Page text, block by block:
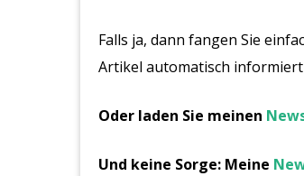
Falls ja, dann fangen Sie
Artikel automatisch
Oder laden Sie meinen
Und keine Sorge: Meine